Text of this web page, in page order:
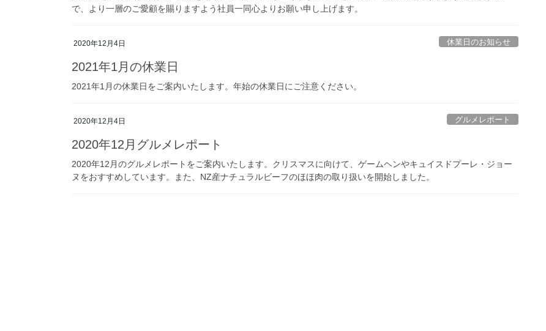
で、より一層のご愛顧を賜りますよう社員一同心よりお願い申し上げます。
2020年12月4日 休業日のお知らせ
2021年1月の休業日
2021年1月の休業日をご案内いたします。年始の休業日にご注意ください。
2020年12月4日 グルメレポート
2020年12月グルメレポート
2020年12月のグルメレポートをご案内いたします。クリスマスに向けて、ゲームヘンやキュイスドプーレ・ジョー
ヌをおすすめしています。また、NZ産ナチュラルビーフのほほ肉の取り扱いを開始しました。